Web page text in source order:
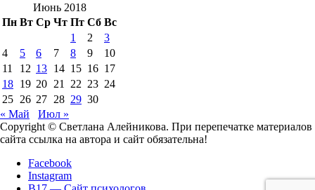
Июнь 2018
Пн Вт Ср Чт Пт Сб Вс
1
2
3
4
5 6 7 8 9
10
11
12 13 14 15 16 17
18 19 20 21 22 23 24
25 26 27 28 29 30
« Май
Июл »
Copyright © Светлана Алейникова. При перепечатке материалов
сайта ссылка на автора и сайт обязательна!
Facebook
Instagram